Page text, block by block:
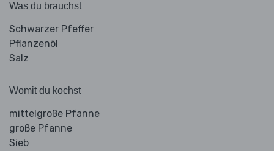
Was du brauchst
Schwarzer Pfeffer
Pflanzenöl
Salz
Womit du kochst
mittelgroße Pfanne
große Pfanne
Sieb